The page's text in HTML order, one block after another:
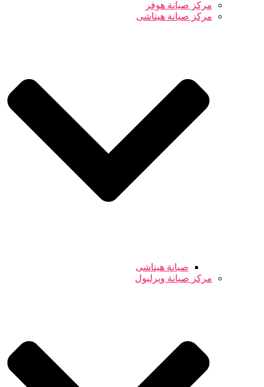
مركز صيانة هوفر
مركز صيانة هيتاشى
صيانة هيتاشى
مركز صيانة ويرلبول